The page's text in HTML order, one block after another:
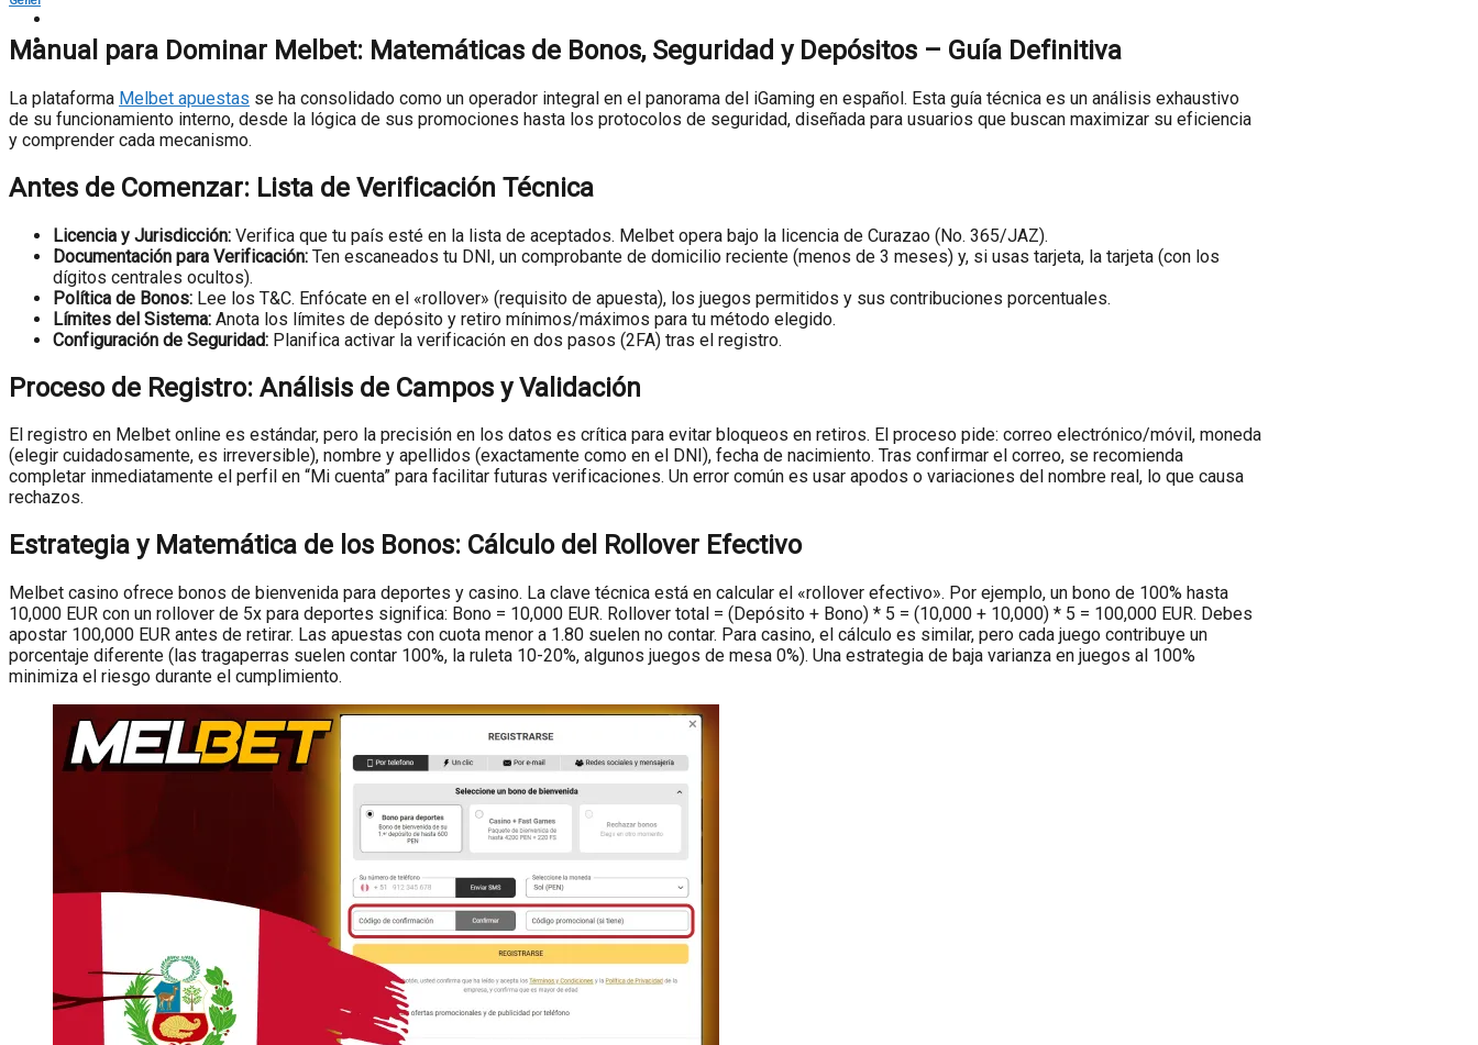
Manual para Dominar Melbet: Matemáticas de Bonos, Seguridad y Depósitos – Guía Definitiva
La plataforma Melbet apuestas se ha consolidado como un operador integral en el panorama del iGaming en español. Esta guía técnica es un análisis exhaustivo
de su funcionamiento interno, desde la lógica de sus promociones hasta los protocolos de seguridad, diseñada para usuarios que buscan maximizar su eficiencia
y comprender cada mecanismo.
Antes de Comenzar: Lista de Verificación Técnica
Licencia y Jurisdicción: Verifica que tu país esté en la lista de aceptados. Melbet opera bajo la licencia de Curazao (No. 365/JAZ).
Documentación para Verificación: Ten escaneados tu DNI, un comprobante de domicilio reciente (menos de 3 meses) y, si usas tarjeta, la tarjeta (con los
dígitos centrales ocultos).
Política de Bonos: Lee los T&C. Enfócate en el «rollover» (requisito de apuesta), los juegos permitidos y sus contribuciones porcentuales.
Límites del Sistema: Anota los límites de depósito y retiro mínimos/máximos para tu método elegido.
Configuración de Seguridad: Planifica activar la verificación en dos pasos (2FA) tras el registro.
Proceso de Registro: Análisis de Campos y Validación
El registro en Melbet online es estándar, pero la precisión en los datos es crítica para evitar bloqueos en retiros. El proceso pide: correo electrónico/móvil, moneda
(elegir cuidadosamente, es irreversible), nombre y apellidos (exactamente como en el DNI), fecha de nacimiento. Tras confirmar el correo, se recomienda
completar inmediatamente el perfil en “Mi cuenta” para facilitar futuras verificaciones. Un error común es usar apodos o variaciones del nombre real, lo que causa
rechazos.
Estrategia y Matemática de los Bonos: Cálculo del Rollover Efectivo
Melbet casino ofrece bonos de bienvenida para deportes y casino. La clave técnica está en calcular el «rollover efectivo». Por ejemplo, un bono de 100% hasta
10,000 EUR con un rollover de 5x para deportes significa: Bono = 10,000 EUR. Rollover total = (Depósito + Bono) * 5 = (10,000 + 10,000) * 5 = 100,000 EUR. Debes
apostar 100,000 EUR antes de retirar. Las apuestas con cuota menor a 1.80 suelen no contar. Para casino, el cálculo es similar, pero cada juego contribuye un
porcentaje diferente (las tragaperras suelen contar 100%, la ruleta 10-20%, algunos juegos de mesa 0%). Una estrategia de baja varianza en juegos al 100%
minimiza el riesgo durante el cumplimiento.